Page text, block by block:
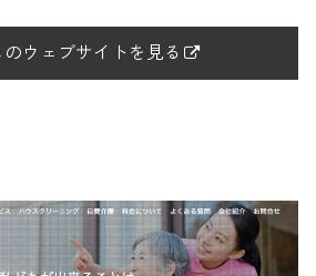
ウェブサイトを見る